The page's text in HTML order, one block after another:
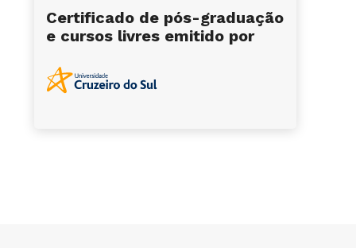
Certificado de pós-graduação
e cursos livres emitido por